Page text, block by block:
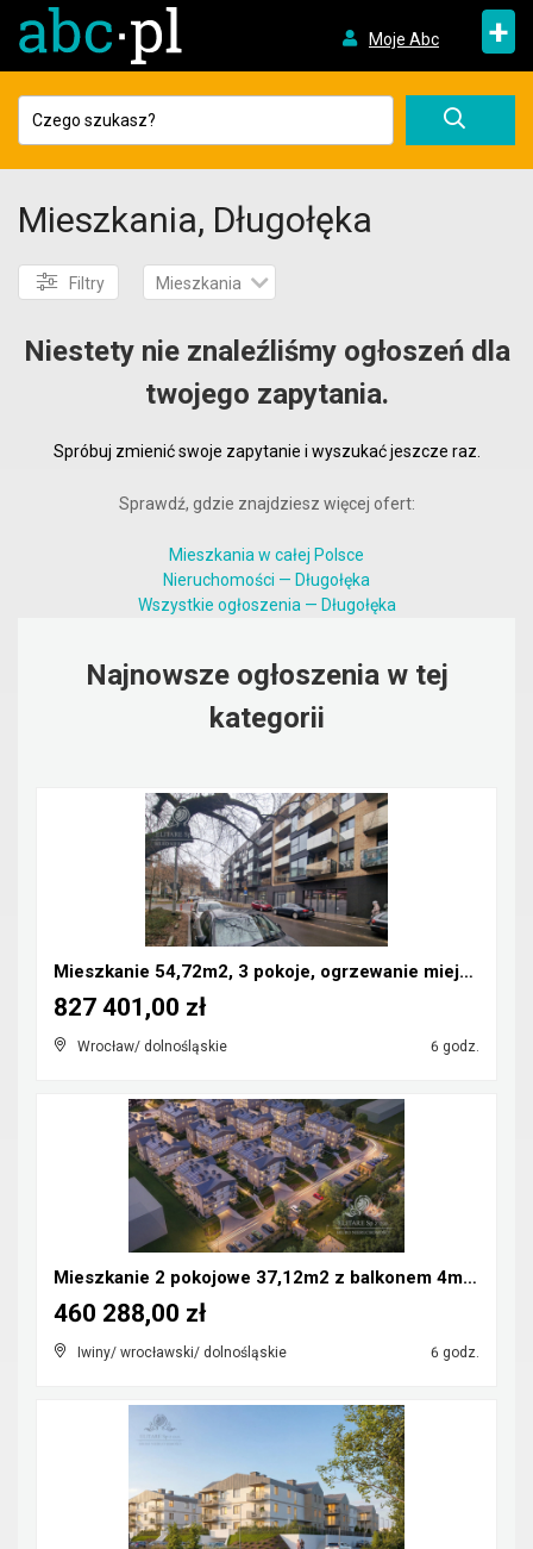
Moje Abc +
Mieszkania, Długołęka
Filtry Mieszkania
Niestety nie znaleźliśmy ogłoszeń dla
twojego zapytania.
Spróbuj zmienić swoje zapytanie i wyszukać jeszcze raz.
Sprawdź, gdzie znajdziesz więcej ofert:
Mieszkania w całej Polsce
Nieruchomości — Długołęka
Wszystkie ogłoszenia — Długołęka
Najnowsze ogłoszenia w tej
kategorii
Mieszkanie 54,72m2, 3 pokoje, ogrzewanie miejskie/...
Wrocław/ dolnośląskie 6 godz.
827 401,00 zł
Mieszkanie 2 pokojowe 37,12m2 z balkonem 4m2/Iwiny...
Iwiny/ wrocławski/ dolnośląskie 6 godz.
460 288,00 zł